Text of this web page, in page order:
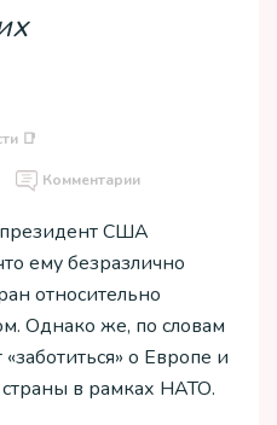
📑
Комментарии
США
ему безразлично
относительно
Однако же, по словам
о Европе и
в рамках НАТО.